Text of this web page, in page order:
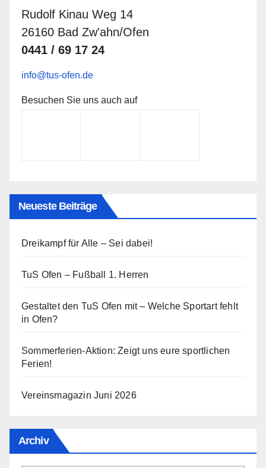
Rudolf Kinau Weg 14
26160 Bad Zw'ahn/Ofen
0441 / 69 17 24
info@tus-ofen.de
Besuchen Sie uns auch auf
Neueste Beiträge
Dreikampf für Alle – Sei dabei!
TuS Ofen – Fußball 1. Herren
Gestaltet den TuS Ofen mit – Welche Sportart fehlt
in Ofen?
Sommerferien-Aktion: Zeigt uns eure sportlichen
Ferien!
Vereinsmagazin Juni 2026
Archiv